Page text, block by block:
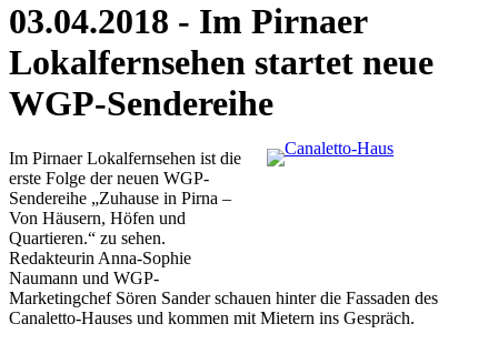
03.04.2018 - Im Pirnaer
Lokalfernsehen startet neue
WGP-Sendereihe
Im Pirnaer Lokalfernsehen ist die
erste Folge der neuen WGP-
Sendereihe „Zuhause in Pirna –
Von Häusern, Höfen und
Quartieren.“ zu sehen.
Redakteurin Anna-Sophie
Naumann und WGP-
Marketingchef Sören Sander schauen hinter die Fassaden des
Canaletto-Hauses und kommen mit Mietern ins Gespräch.